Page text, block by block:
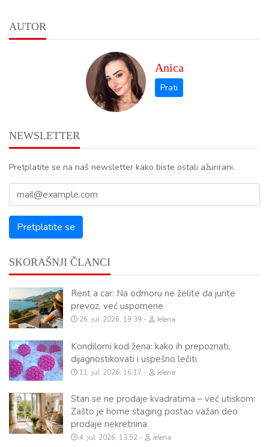
AUTOR
Anica
NEWSLETTER
Pretplatite se na naš newsletter kako biste ostali ažurirani.
SKORAŠNJI ČLANCI
Rent a car: Na odmoru ne želite da jurite
prevoz, već uspomene
26. jul. 2026, 19:39 Jelena
Kondilomi kod žena: kako ih prepoznati,
dijagnostikovati i uspešno lečiti
11. jul. 2026, 16:17 Jelena
Stan se ne prodaje kvadratima – već utiskom:
Zašto je home staging postao važan deo
prodaje nekretnina
4. jul. 2026, 13:52 Jelena